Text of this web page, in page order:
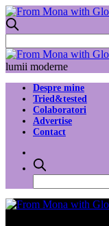
lumii moderne
Despre mine
Tried&tested
Colaboratori
Advertise
Contact